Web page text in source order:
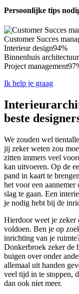
Persoonlijke tips
Customer Succes
Interieur design94%
Binnenhuis architectuur
Project management
Ik help je graag
beste
We zouden wel
jij zeker weten zou
zitten immers veel
kan uitvoeren. Op de
pand in kaart te
het voor een
slag te gaan. Een
je nodig hebt bij de
Hierdoor weet je zeker
voldoen. Ben je op
inrichting van je
Donkerbroek zeker de
buigen over onder
allemaal uit handen
veel tijd in te stoppen,
dan ook niet meer.